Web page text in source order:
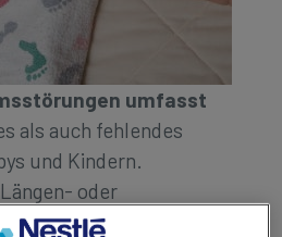
umfasst
als auch fehlendes
und Kindern.
oder
sind ein Hinweis für